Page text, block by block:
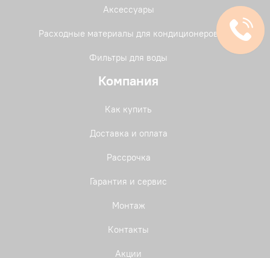
Аксессуары
Расходные материалы для кондиционеров
Фильтры для воды
Компания
Как купить
Доставка и оплата
Рассрочка
Гарантия и сервис
Монтаж
Контакты
Акции